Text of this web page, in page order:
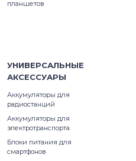
планшетов
УНИВЕРСАЛЬНЫЕ
АКСЕССУАРЫ
Аккумуляторы для
радиостанций
Аккумуляторы для
электротранспорта
Блоки питания для
смартфонов